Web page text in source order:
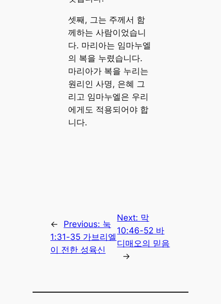
셋째, 그는 주께서 함
께하는 사람이었습니
다. 마리아는 임마누엘
의 복을 누렸습니다.
마리아가 복을 누리는
원리인 사명, 은혜 그
리고 임마누엘은 우리
에게도 적용되어야 합
니다.
← Previous: 눅
1:31-35 가브리엘
이 전한 성육신
Next: 막
10:46-52 바
디매오의 믿음
→